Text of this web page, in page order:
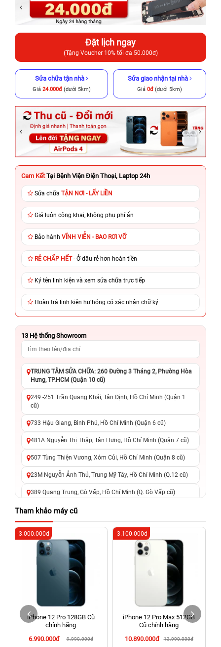
Đặt lịch ngay
(Tặng Voucher 10% tối đa 50.000đ)
Sửa chữa tận nhà
Giá 24.000đ(dưới 5km)
Sửa giao nhận tại nhà
Giá 0đ (dưới 5km)
Cam Kết Tại Bệnh Viện Điện Thoại, Laptop 24h
Sửa chữa TẬN NƠI - LẤY LIỀN
Giá luôn công khai, không phụ phí ẩn
Bảo hành VĨNH VIỄN - BAO RƠI VỠ
RẺ CHẤP HẾT- Ở đâu rẻ hơn hoàn tiền
Ký tên linh kiện và xem sửa chữa trực tiếp
Hoàn trả linh kiện hư hỏng có xác nhận chữ ký
13 Hệ thống Showroom
TRUNG TÂM SỬA CHỮA: 260 Đường 3 Tháng 2, Phường Hòa
Hưng, TP.HCM (Quận 10 cũ)
249 -251 Trần Quang Khải, Tân Định, Hồ Chí Minh (Quận 1
cũ)
733 Hậu Giang, Bình Phú, Hồ Chí Minh (Quận 6 cũ)
481A Nguyễn Thị Thập, Tân Hưng, Hồ Chí Minh (Quận 7 cũ)
507 Tùng Thiện Vương, Xóm Củi, Hồ Chí Minh (Quận 8 cũ)
23M Nguyễn Ảnh Thủ, Trung Mỹ Tây, Hồ Chí Minh (Q.12 cũ)
389 Quang Trung, Gò Vấp, Hồ Chí Minh (Q. Gò Vấp cũ)
625 - 625A Âu Cơ, Tân Phú, Hồ Chí Minh (Quận Tân Phú cũ)
326 Lê Văn Việt, Tăng Nhơn Phú, Hồ Chí Minh (Q.9 TP. Thủ
Đức cũ)
256 Võ Văn Ngân, Thủ Đức, Hồ Chí Minh (Bình Thọ, TP. Thủ
70 Nguyễn An Ninh, Dĩ An, Hồ Chí Minh (Bình Dương Cũ)
24h Vũng Tàu: 162A Ba Cu, Vũng Tàu, Hồ Chí Minh (TP. Vũng
Tàu cũ)
198 Hoàng Văn Thụ, Tân Sơn Nhất, Hồ Chí Minh (Tân Bình
Tham khảo máy cũ
iPhone 12 Pro 128GB Cũ
chính hãng
6.990.000đ
9.990.000đ
-3.000.000đ
iPhone 12 Pro Max 512GB
Cũ chính hãng
10.890.000đ
13.990.000đ
-3.100.000đ